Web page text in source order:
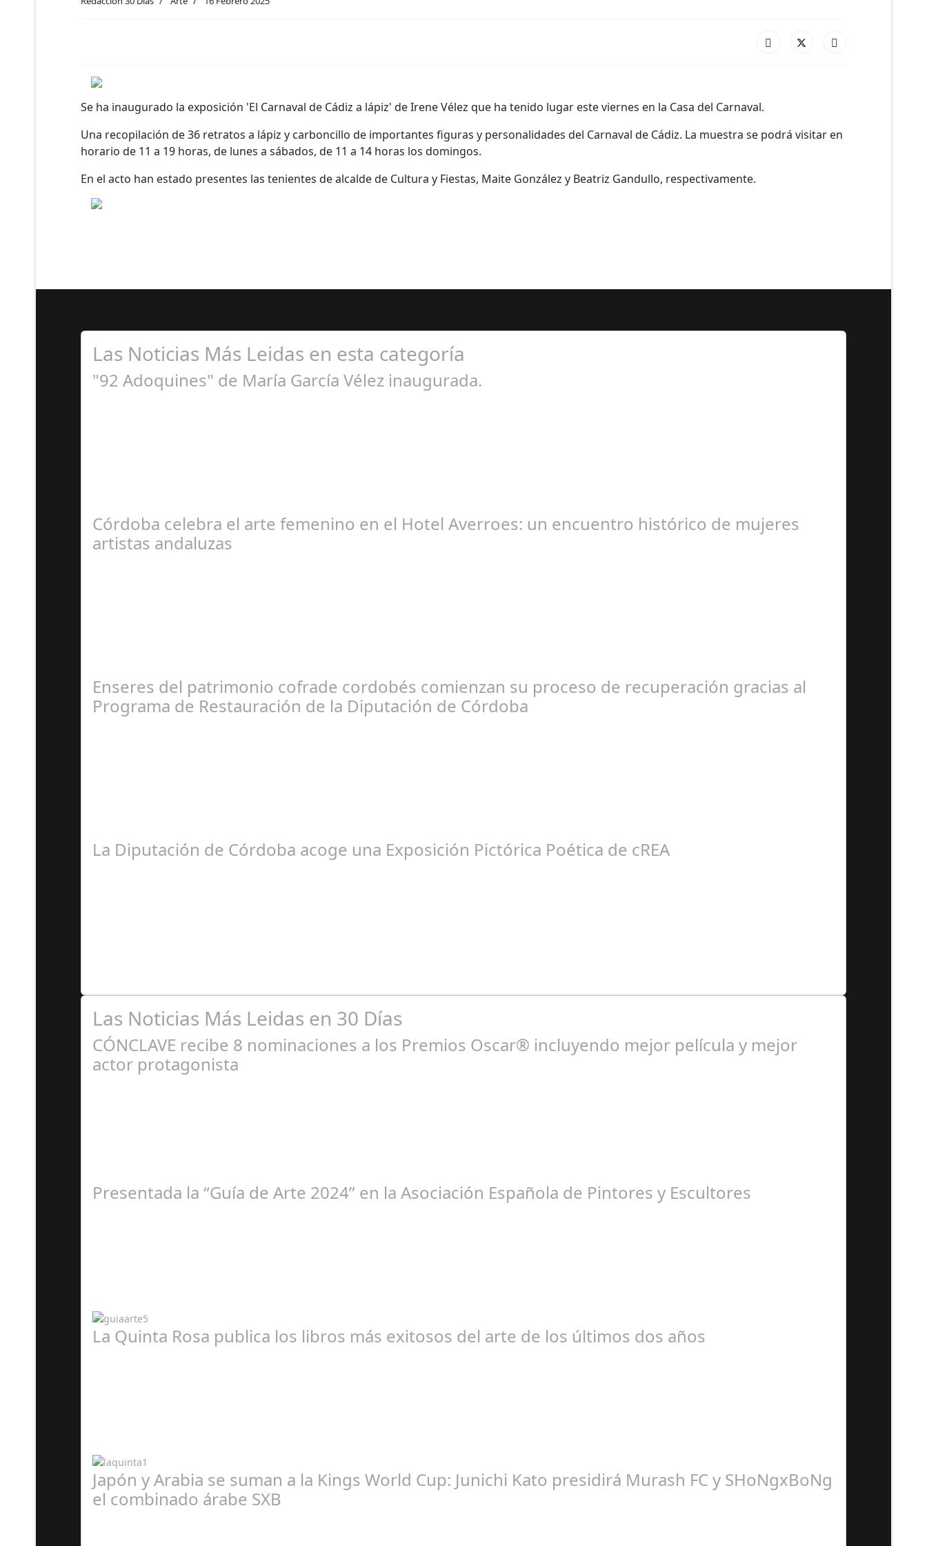
Se ha inaugurado la exposición 'El Carnaval de Cádiz a lápiz' de Irene Vélez que ha tenido lugar este viernes en la Casa del Carnaval.
Una recopilación de 36 retratos a lápiz y carboncillo de importantes figuras y personalidades del Carnaval de Cádiz. La muestra se podrá visitar en
horario de 11 a 19 horas, de lunes a sábados, de 11 a 14 horas los domingos.
En el acto han estado presentes las tenientes de alcalde de Cultura y Fiestas, Maite González y Beatriz Gandullo, respectivamente.
Las Noticias Más Leidas en esta categoría
"92 Adoquines" de María García Vélez inaugurada.
Córdoba celebra el arte femenino en el Hotel Averroes: un encuentro histórico de mujeres
artistas andaluzas
Enseres del patrimonio cofrade cordobés comienzan su proceso de recuperación gracias al
Programa de Restauración de la Diputación de Córdoba
La Diputación de Córdoba acoge una Exposición Pictórica Poética de cREA
Las Noticias Más Leidas en 30 Días
CÓNCLAVE recibe 8 nominaciones a los Premios Oscar® incluyendo mejor película y mejor
actor protagonista
Presentada la “Guía de Arte 2024” en la Asociación Española de Pintores y Escultores
La Quinta Rosa publica los libros más exitosos del arte de los últimos dos años
Japón y Arabia se suman a la Kings World Cup: Junichi Kato presidirá Murash FC y SHoNgxBoNg
el combinado árabe SXB